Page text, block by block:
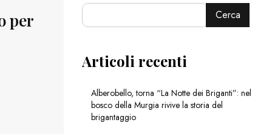
per
Cerca
Articoli recenti
Alberobello, torna “La Notte dei Briganti”: nel
bosco della Murgia rivive la storia del
brigantaggio